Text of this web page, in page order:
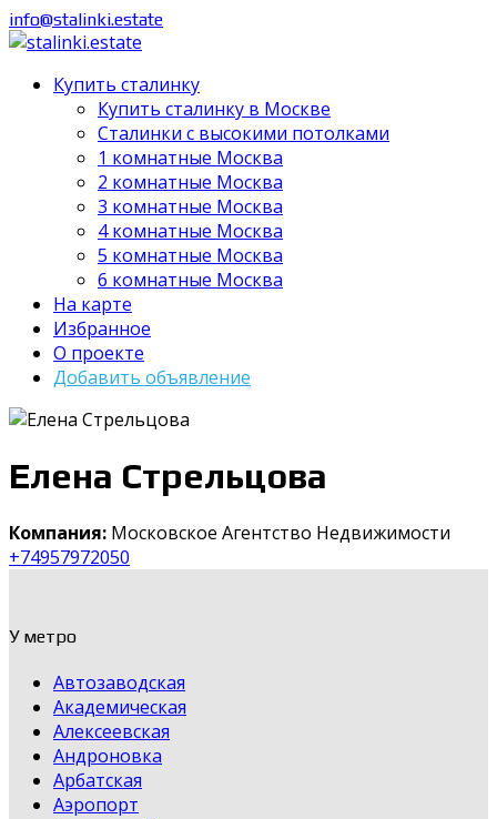
info@stalinki.estate
Купить сталинку
Купить сталинку в Москве
Cталинки с высокими потолками
1 комнатные Москва
2 комнатные Москва
3 комнатные Москва
4 комнатные Москва
5 комнатные Москва
6 комнатные Москва
На карте
Избранное
О проекте
Добавить объявление
Елена Стрельцова
Компания: Московское Агентство Недвижимости
+74957972050
У метро
Автозаводская
Академическая
Алексеевская
Андроновка
Арбатская
Аэропорт